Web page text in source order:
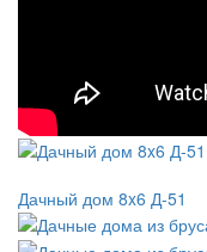
Дачный дом 8x6 Д-51